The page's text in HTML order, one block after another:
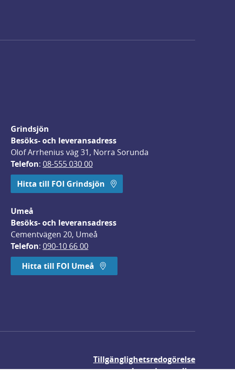
Grindsjön
Besöks- och leveransadress
Olof Arrhenius väg 31, Norra Sorunda
Telefon: 08-555 030 00
Hitta till FOI Grindsjön
Umeå
Besöks- och leveransadress
Cementvägen 20, Umeå
Telefon: 090-10 66 00
Hitta till FOI Umeå
Tillgänglighetsredogörelse